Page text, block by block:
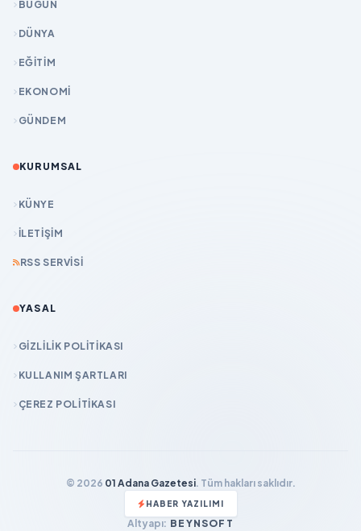
BUGÜN
DÜNYA
EĞİTİM
EKONOMİ
GÜNDEM
KURUMSAL
KÜNYE
İLETIŞIM
RSS SERVISI
YASAL
GIZLILIK POLITIKASI
KULLANIM ŞARTLARI
ÇEREZ POLITIKASI
© 2026 01 Adana Gazetesi. Tüm hakları saklıdır.
HABER YAZILIMI
Altyapı: BEYNSOFT